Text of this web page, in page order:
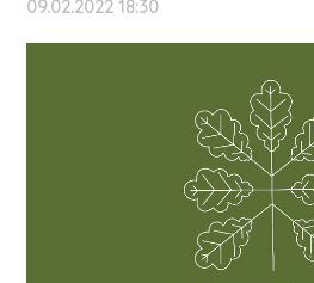
09.02.2022 18:30